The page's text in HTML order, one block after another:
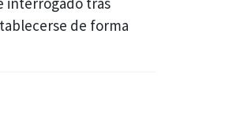
de forma